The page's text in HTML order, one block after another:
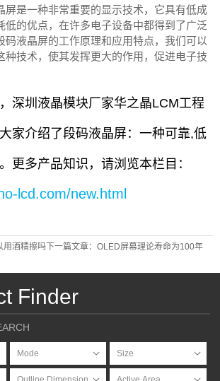
屏是一种非常重要的显示技术，它具有低成
低的优点，在许多电子设备中都得到了广泛
码液晶屏的工作原理和应用特点，我们可以
种技术，使其发挥更大的作用，促进电子技
深圳液晶模块厂家华之晶LCM工程
家介绍了段码液晶屏：一种可靠,低
更多产品知识，请浏览本栏目：
lcd.com/new.html
用酒精擦吗下一篇文章：OLED屏幕理论寿命为100年
Finder